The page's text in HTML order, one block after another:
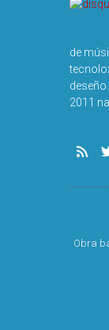
de
2011
Obra